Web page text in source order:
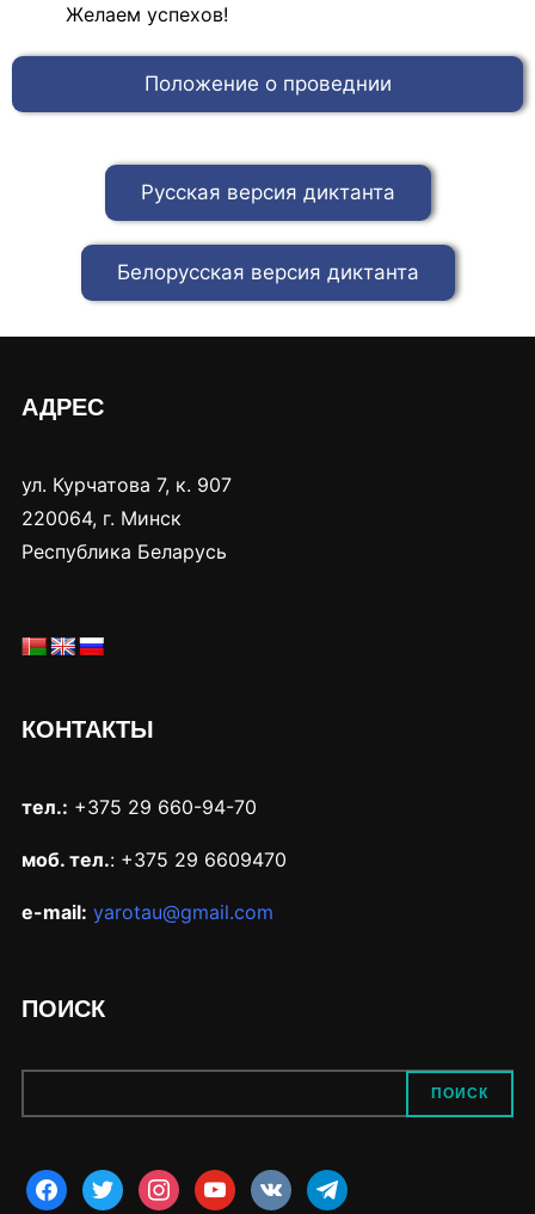
Желаем успехов!
Положение о проведнии
Русская версия диктанта
Белорусская версия диктанта
АДРЕС
ул. Курчатова 7, к. 907
220064, г. Минск
Республика Беларусь
КОНТАКТЫ
тел.: +375 29 660-94-70
моб. тел.: +375 29 6609470
e-mail: yarotau@gmail.com
ПОИСК
ПОИСК